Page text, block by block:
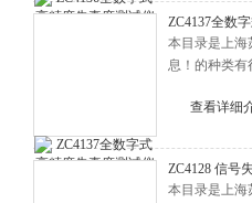
ZC4137全数
本目录是上海
息！的种类有
查看详细
ZC4128 信号
本目录是上海